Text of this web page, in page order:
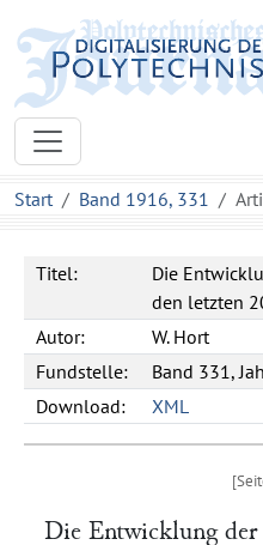
Start Band 1916, 331
Titel:
Die
den letzten
Autor:
W. Hort
Fundstelle:
Band 331,
Download:
XML
Die Entwicklung